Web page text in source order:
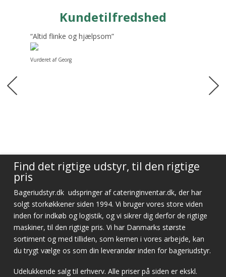
Kundetilfredshed
“Altid flinke og hjælpsom”
Vurderet af Georg
Find det rigtige udstyr, til den rigtige
pris
Bageriudstyr.dk udspringer af cateringinventar.dk, der har
solgt storkøkkener siden 1994. Vi bruger vores store viden
inden for indkøb og logistik, og vi sikrer dig derfor de rigtige
maskiner, til den rigtige pris. Vi har Danmarks største
sortiment og med tilliden, som kernen i vores arbejde, kan
du trygt vælge os som din leverandør inden for bageriudstyr.
Udelukkende salg til erhverv. Alle priser på siden er ekskl.